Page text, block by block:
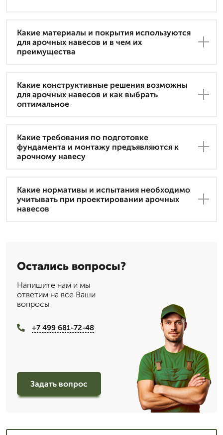
Какие материалы и покрытия используются
для арочных навесов и в чем их
преимущества
Какие конструктивные решения возможны
для арочных навесов и как выбрать
оптимальное
Какие требования по подготовке
фундамента и монтажу предъявляются к
арочному навесу
Какие нормативы и испытания необходимо
учитывать при проектировании арочных
навесов
Остались вопросы?
Напишите нам и мы
ответим на все Ваши
вопросы
+7 499 681-72-48
Задать вопрос